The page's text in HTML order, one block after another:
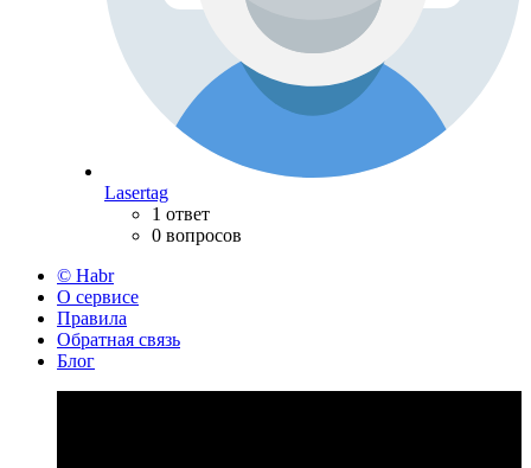
Lasertag
1 ответ
0 вопросов
© Habr
О сервисе
Правила
Обратная связь
Блог